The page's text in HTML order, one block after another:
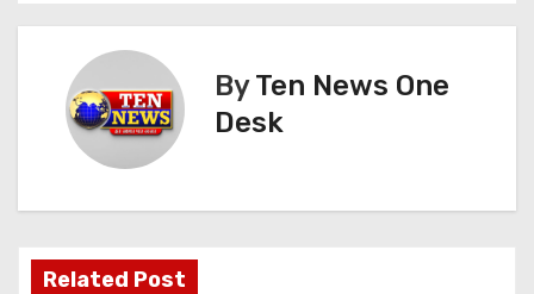
s
v
ByTen News One
Desk
Related Post